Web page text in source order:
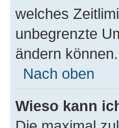
welches
unbegrenzte
ändern können.
Nach oben
Wieso kann